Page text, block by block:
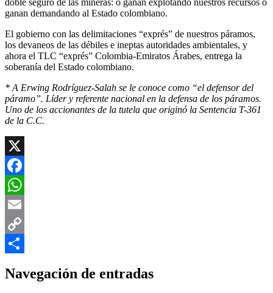
ganan demandando al Estado colombiano.
El gobierno con las delimitaciones “exprés” de nuestros páramos,
los devaneos de las débiles e ineptas autoridades ambientales, y
ahora el TLC “exprés” Colombia-Emiratos Árabes, entrega la
soberanía del Estado colombiano.
* A Erwing Rodríguez-Salah se le conoce como “el defensor del
páramo”. Líder y referente nacional en la defensa de los páramos.
Uno de los accionantes de la tutela que originó la Sentencia T-361
de la C.C.
X
Facebook
WhatsApp
Email
Copy
Navegación de entradas